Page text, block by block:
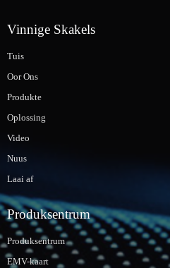
Vinnige Skakels
Tuis
Oor Ons
Produkte
Oplossing
Video
Nuus
Laai af
Produksentrum
Produksentrum
EMV-kaart